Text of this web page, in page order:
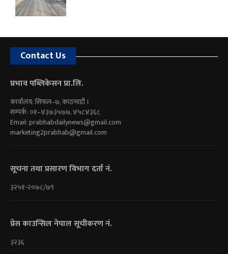
Contact Us
प्रभाव पब्लिकेसन प्रा.लि.
कार्यालय: सिफल–७, काठमाडौं ।
सम्पर्क: ०१–४३७३५७७, ४५८४३६८
Email:prabhabdailynews@gmail.com
marketing2prabhab@gmail.com
सूचना तथा प्रसारण विभाग दर्ता नं.
३२५१-२०७८/७९
प्रेस काउन्सिल नेपाल सूचीकरण नं.
३२३६